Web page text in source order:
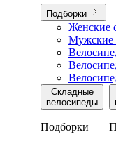
Подборки
Женские
Мужские
Складные
велосипеды
Подборки